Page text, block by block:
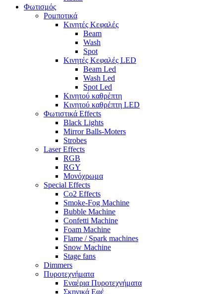
Φωτισμός
Ρομποτικά
Κινητές Κεφαλές
Beam
Wash
Spot
Κινητές Κεφαλές LED
Beam Led
Wash Led
Spot Led
Κινητού καθρέπτη
Κινητού καθρέπτη LED
Φωτιστικά Effects
Black Lights
Mirror Balls-Moters
Strobes
Laser Effects
RGB
RGY
Μονόχρωμα
Special Effects
Co2 Effects
Smoke-Fog Machine
Bubble Machine
Confetti Machine
Foam Machine
Flame / Spark machines
Snow Machine
Stage fans
Dimmers
Πυροτεχνήματα
Εναέρια Πυροτεχνήματα
Σκηνικά Εφέ